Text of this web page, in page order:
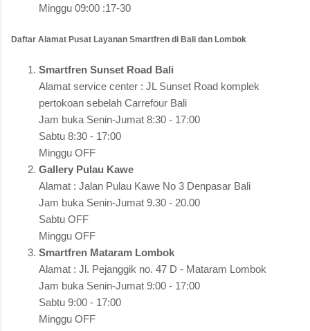
Minggu 09:00 :17-30
Daftar Alamat Pusat Layanan Smartfren di Bali dan Lombok
Smartfren Sunset Road Bali
Alamat service center : JL Sunset Road komplek
pertokoan sebelah Carrefour Bali
Jam buka Senin-Jumat 8:30 - 17:00
Sabtu 8:30 - 17:00
Minggu OFF
Gallery Pulau Kawe
Alamat : Jalan Pulau Kawe No 3 Denpasar Bali
Jam buka Senin-Jumat 9.30 - 20.00
Sabtu OFF
Minggu OFF
Smartfren Mataram Lombok
Alamat : Jl. Pejanggik no. 47 D - Mataram Lombok
Jam buka Senin-Jumat 9:00 - 17:00
Sabtu 9:00 - 17:00
Minggu OFF